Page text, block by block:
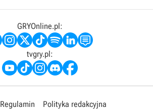
GRYOnline.pl:
tvgry.pl:
Regulamin
Polityka redakcyjna